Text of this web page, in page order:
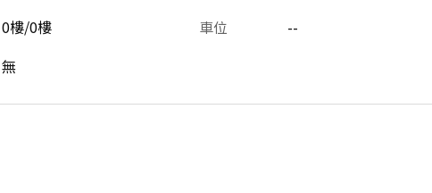
0樓/0樓 車位 --
無